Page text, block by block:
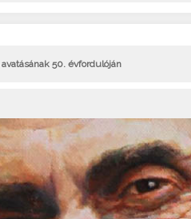
50. évfordulóján